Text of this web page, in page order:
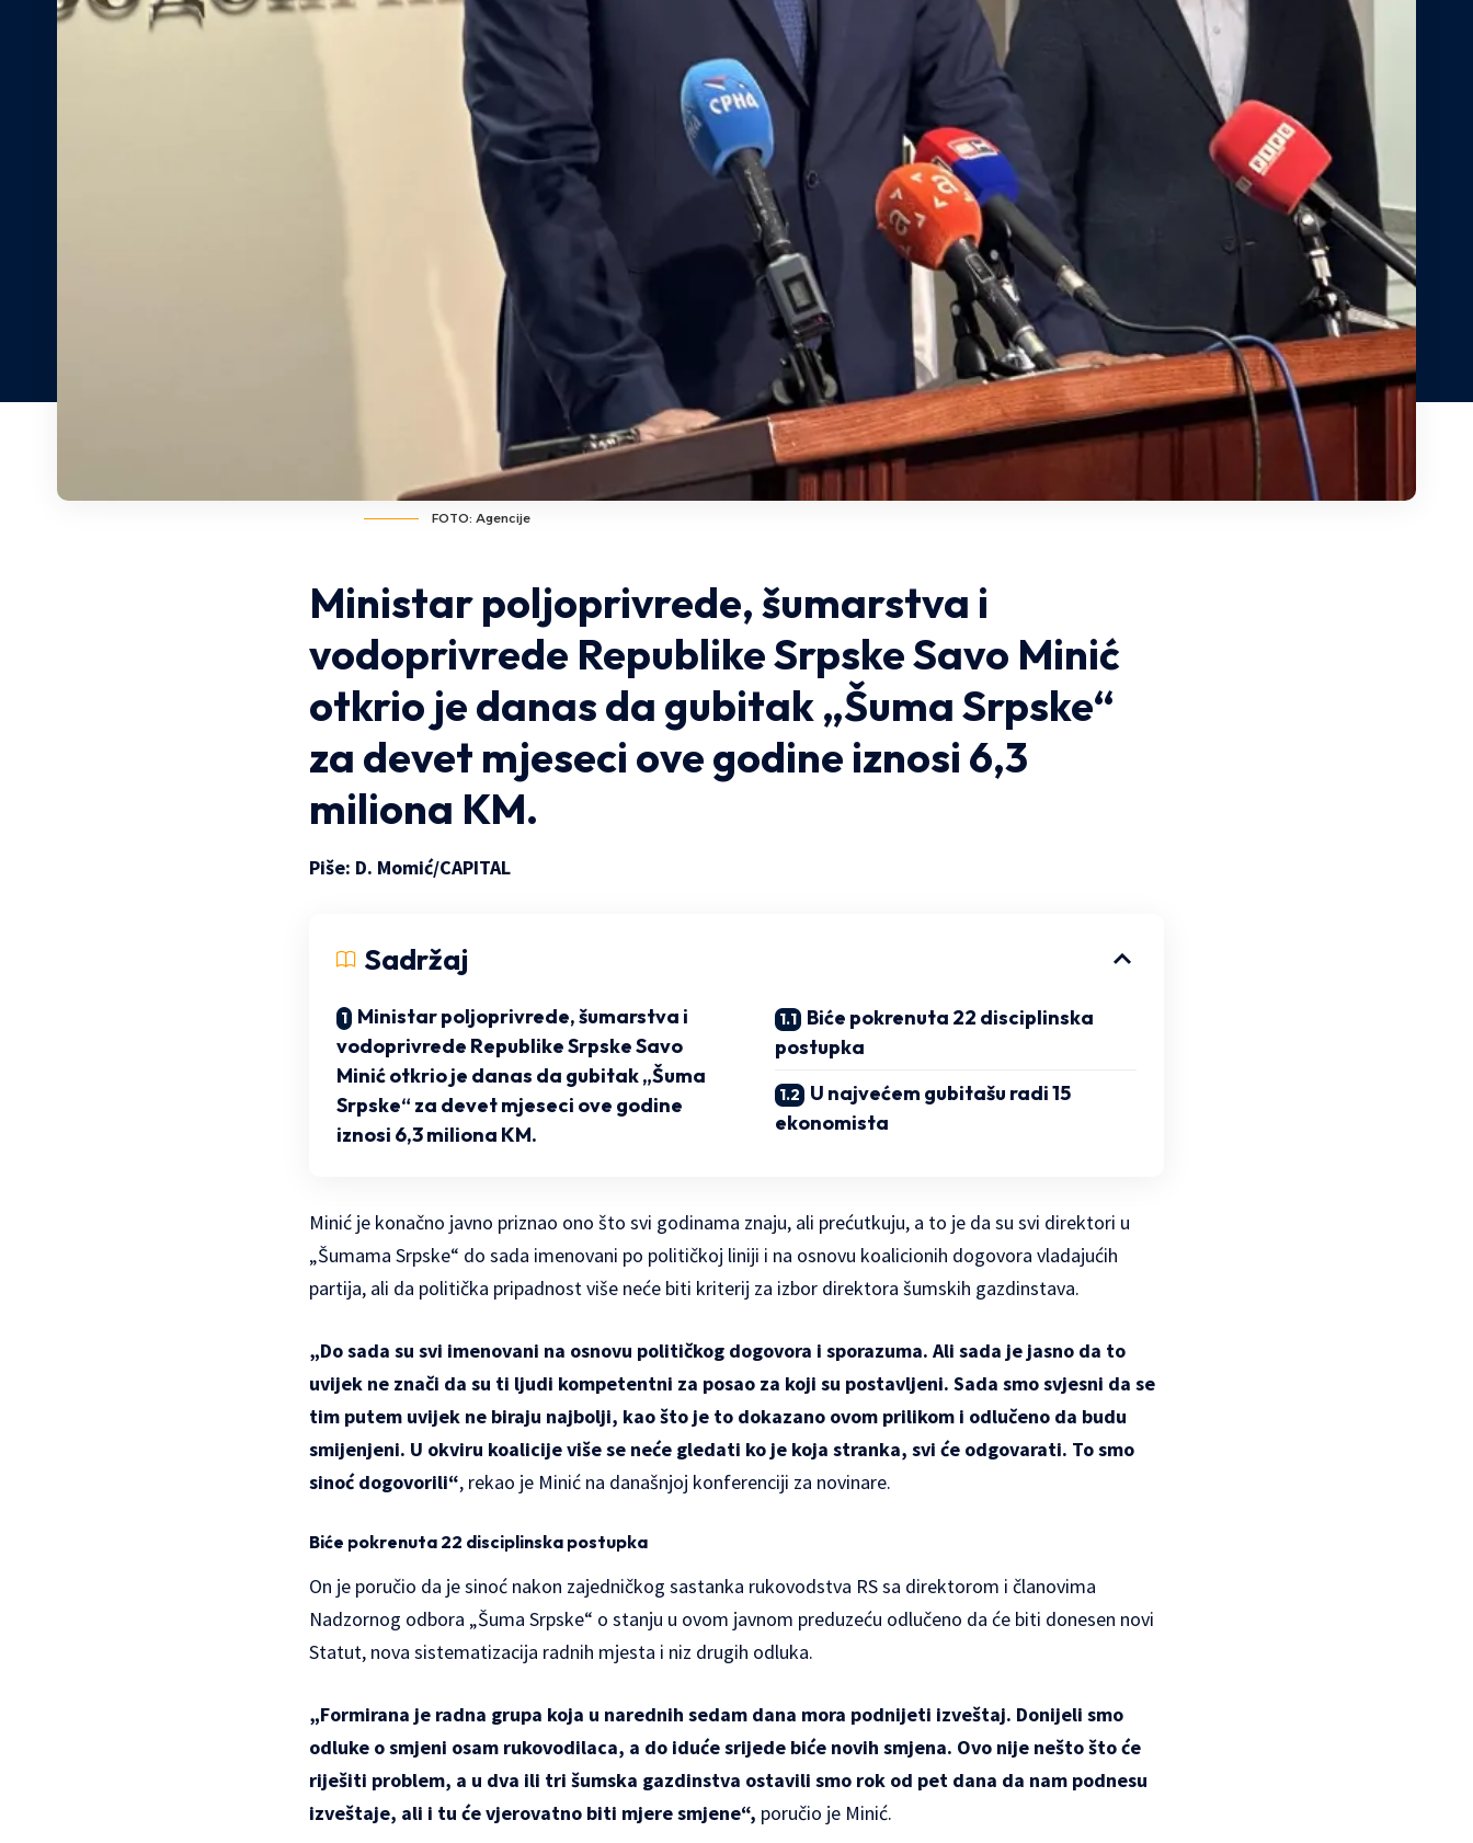
FOTO: Agencije
Ministar poljoprivrede, šumarstva i
vodoprivrede Republike Srpske Savo Minić
otkrio je danas da gubitak „Šuma Srpske“
za devet mjeseci ove godine iznosi 6,3
miliona KM.
Piše: D. Momić/CAPITAL
Sadržaj
Ministar poljoprivrede, šumarstva i
vodoprivrede Republike Srpske Savo
Minić otkrio je danas da gubitak „Šuma
Srpske“ za devet mjeseci ove godine
iznosi 6,3 miliona KM.
Biće pokrenuta 22 disciplinska
postupka
U najvećem gubitašu radi 15
ekonomista
Minić je konačno javno priznao ono što svi godinama znaju, ali prećutkuju, a to je da su svi direktori u
„Šumama Srpske“ do sada imenovani po političkoj liniji i na osnovu koalicionih dogovora vladajućih
partija, ali da politička pripadnost više neće biti kriterij za izbor direktora šumskih gazdinstava.
„Do sada su svi imenovani na osnovu političkog dogovora i sporazuma. Ali sada je jasno da to
uvijek ne znači da su ti ljudi kompetentni za posao za koji su postavljeni. Sada smo svjesni da se
tim putem uvijek ne biraju najbolji, kao što je to dokazano ovom prilikom i odlučeno da budu
smijenjeni. U okviru koalicije više se neće gledati ko je koja stranka, svi će odgovarati. To smo
sinoć dogovorili“, rekao je Minić na današnjoj konferenciji za novinare.
Biće pokrenuta 22 disciplinska postupka
On je poručio da je sinoć nakon zajedničkog sastanka rukovodstva RS sa direktorom i članovima
Nadzornog odbora „Šuma Srpske“ o stanju u ovom javnom preduzeću odlučeno da će biti donesen novi
Statut, nova sistematizacija radnih mjesta i niz drugih odluka.
„Formirana je radna grupa koja u narednih sedam dana mora podnijeti izveštaj. Donijeli smo
odluke o smjeni osam rukovodilaca, a do iduće srijede biće novih smjena. Ovo nije nešto što će
riješiti problem, a u dva ili tri šumska gazdinstva ostavili smo rok od pet dana da nam podnesu
izveštaje, ali i tu će vjerovatno biti mjere smjene“, poručio je Minić.